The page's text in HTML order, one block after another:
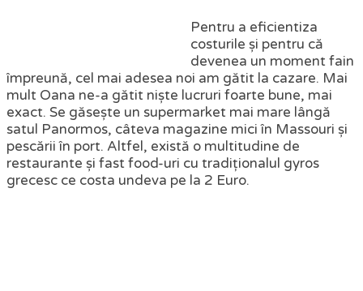
Pentru a eficientiza
costurile și pentru că
devenea un moment fain
împreună, cel mai adesea noi am gătit la cazare. Mai
mult Oana ne-a gătit niște lucruri foarte bune, mai
exact. Se găsește un supermarket mai mare lângă
satul Panormos, câteva magazine mici în Massouri și
pescării în port. Altfel, există o multitudine de
restaurante și fast food-uri cu tradiționalul gyros
grecesc ce costa undeva pe la 2 Euro.